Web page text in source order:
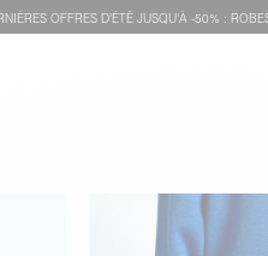
OFFRES D'ÉTÊ JUSQU'À -50% :